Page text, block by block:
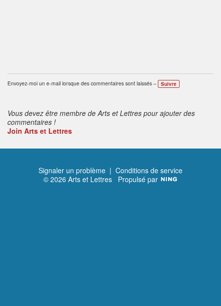
Envoyez-moi un e-mail lorsque des commentaires sont laissés – Suivre
Vous devez être membre de Arts et Lettres pour ajouter des
commentaires !
Join Arts et Lettres
Signaler un problème | Conditions de service
© 2026 Arts et Lettres Propulsé par